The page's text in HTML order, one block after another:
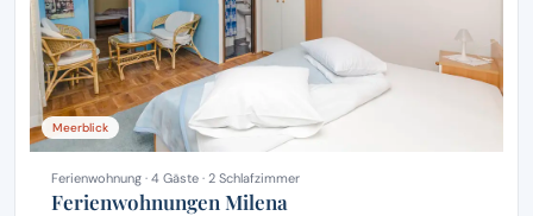
Meerblick
Ferienwohnung · 4 Gäste · 2 Schlafzimmer
Ferienwohnungen Milena